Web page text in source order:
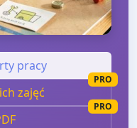
pracy
zajęć
PRO
PRO